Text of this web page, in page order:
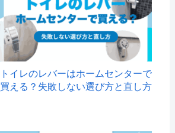
トイレのレバーはホームセンターで
買える？失敗しない選び方と直し方